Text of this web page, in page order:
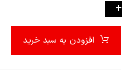
+
افزودن به سبد خرید